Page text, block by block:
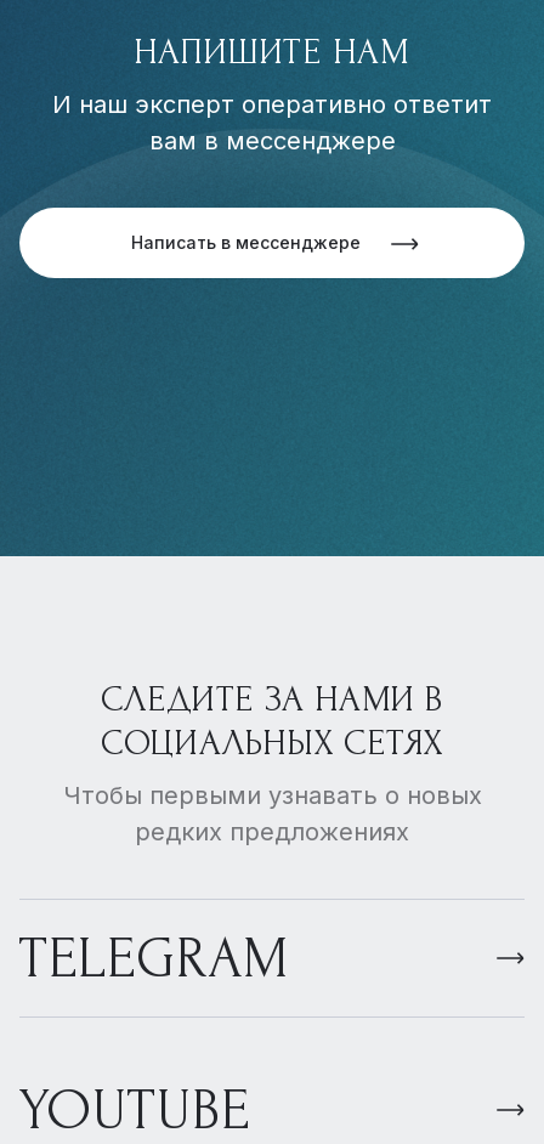
НАПИШИТЕ НАМ
И наш эксперт оперативно ответит
вам в мессенджере
Написать в мессенджере
СЛЕДИТЕ ЗА НАМИ В
СОЦИАЛЬНЫХ СЕТЯХ
Чтобы первыми узнавать о новых
редких предложениях
TELEGRAM
YOUTUBE